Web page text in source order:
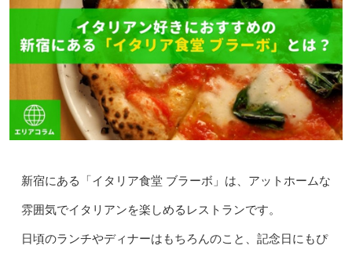
新宿にある「イタリア食堂 ブラーボ」は、アットホームな
雰囲気でイタリアンを楽しめるレストランです。
日頃のランチやディナーはもちろんのこと、記念日にもぴ